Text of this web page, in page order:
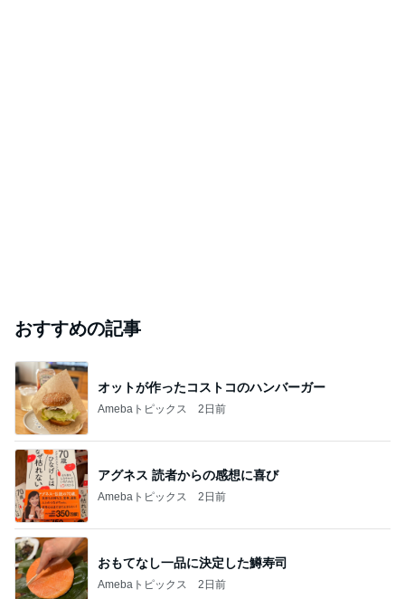
おすすめの記事
オットが作ったコストコのハンバーガー
Amebaトピックス 2日前
アグネス 読者からの感想に喜び
Amebaトピックス 2日前
おもてなし一品に決定した鱒寿司
Amebaトピックス 2日前